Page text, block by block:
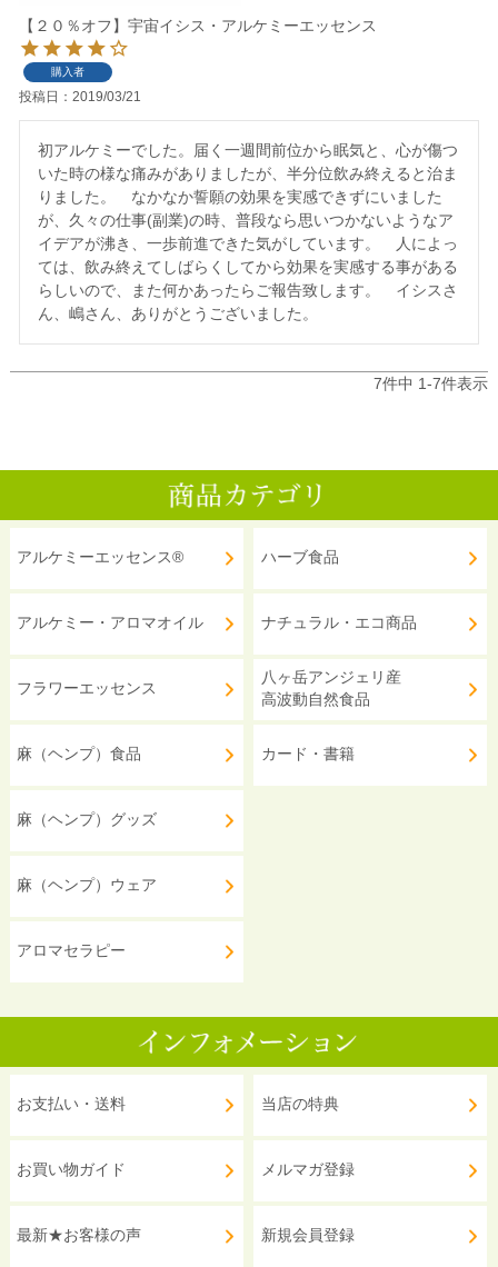
【２０％オフ】宇宙イシス・アルケミーエッセンス
購入者
投稿日 2019/03/21
初アルケミーでした。届く一週間前位から眠気と、心が傷つ
いた時の様な痛みがありましたが、半分位飲み終えると治ま
りました。　なかなか誓願の効果を実感できずにいました
が、久々の仕事(副業)の時、普段なら思いつかないようなア
イデアが沸き、一歩前進できた気がしています。　人によっ
ては、飲み終えてしばらくしてから効果を実感する事がある
らしいので、また何かあったらご報告致します。　イシスさ
ん、嶋さん、ありがとうございました。
7件中 1-7件表示
アルケミーエッセンス®
アルケミー・アロマオイル
フラワーエッセンス
麻（ヘンプ）食品
麻（ヘンプ）グッズ
麻（ヘンプ）ウェア
アロマセラピー
ハーブ食品
ナチュラル・エコ商品
八ヶ岳アンジェリ産
高波動自然食品
カード・書籍
お支払い・送料
お買い物ガイド
最新★お客様の声
当店の特典
メルマガ登録
新規会員登録